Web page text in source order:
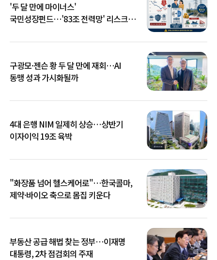
'두 달 만에 마이너스'
국민성장펀드…'83조 전력망' 리스크
구광모·젠슨 황 두 달 만에 재회…AI
동맹 성과 가시화될까
4대 은행 NIM 일제히 상승…상반기
이자이익 19조 육박
"화장품 넘어 헬스케어로"…한국콜마,
제약·바이오 축으로 몸집 키운다
부동산 공급 해법 찾는 정부…이재명
대통령, 2차 점검회의 주재